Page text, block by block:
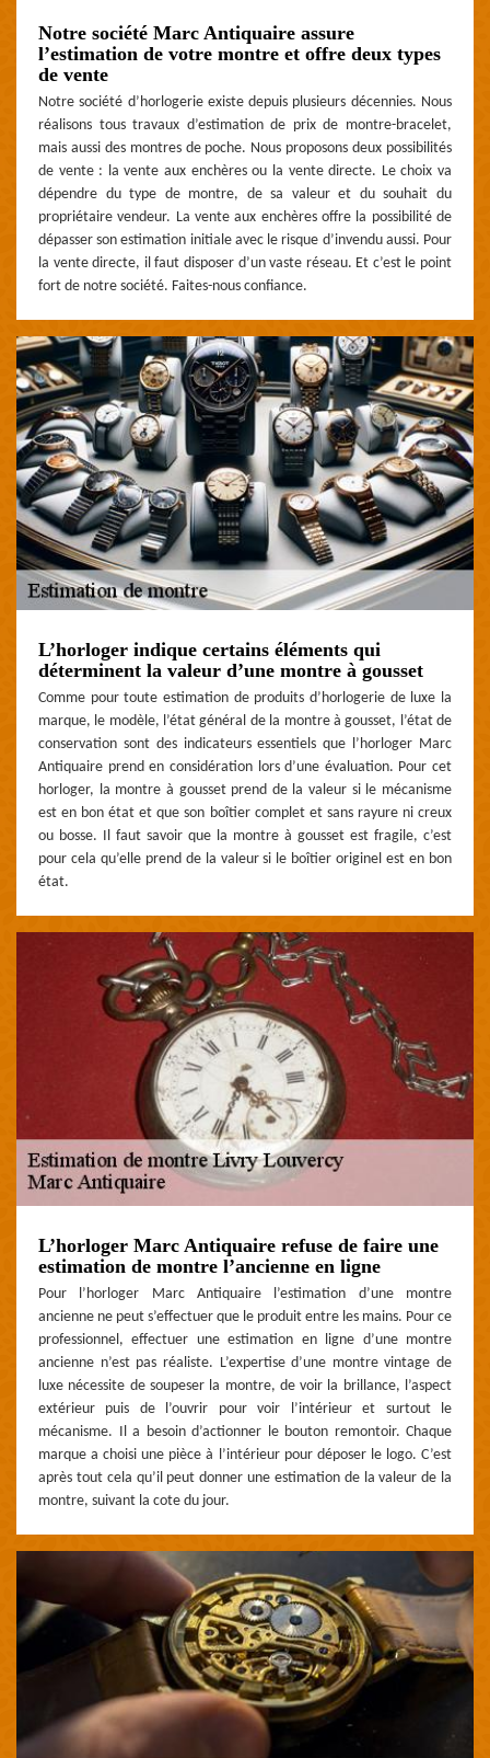
Notre société Marc Antiquaire assure
l’estimation de votre montre et offre deux types
de vente
Notre société d’horlogerie existe depuis plusieurs décennies. Nous
réalisons tous travaux d’estimation de prix de montre-bracelet,
mais aussi des montres de poche. Nous proposons deux possibilités
de vente : la vente aux enchères ou la vente directe. Le choix va
dépendre du type de montre, de sa valeur et du souhait du
propriétaire vendeur. La vente aux enchères offre la possibilité de
dépasser son estimation initiale avec le risque d’invendu aussi. Pour
la vente directe, il faut disposer d’un vaste réseau. Et c’est le point
fort de notre société. Faites-nous confiance.
L’horloger indique certains éléments qui
déterminent la valeur d’une montre à gousset
Comme pour toute estimation de produits d’horlogerie de luxe la
marque, le modèle, l’état général de la montre à gousset, l’état de
conservation sont des indicateurs essentiels que l’horloger Marc
Antiquaire prend en considération lors d’une évaluation. Pour cet
horloger, la montre à gousset prend de la valeur si le mécanisme
est en bon état et que son boîtier complet et sans rayure ni creux
ou bosse. Il faut savoir que la montre à gousset est fragile, c’est
pour cela qu’elle prend de la valeur si le boîtier originel est en bon
état.
L’horloger Marc Antiquaire refuse de faire une
estimation de montre l’ancienne en ligne
Pour l’horloger Marc Antiquaire l’estimation d’une montre
ancienne ne peut s’effectuer que le produit entre les mains. Pour ce
professionnel, effectuer une estimation en ligne d’une montre
ancienne n’est pas réaliste. L’expertise d’une montre vintage de
luxe nécessite de soupeser la montre, de voir la brillance, l’aspect
extérieur puis de l’ouvrir pour voir l’intérieur et surtout le
mécanisme. Il a besoin d’actionner le bouton remontoir. Chaque
marque a choisi une pièce à l’intérieur pour déposer le logo. C’est
après tout cela qu’il peut donner une estimation de la valeur de la
montre, suivant la cote du jour.